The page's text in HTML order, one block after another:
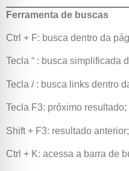
Ferramenta de buscas
Ctrl + F: busca dentro da
Tecla “ : busca simplificada
Tecla / : busca links dentro
Tecla F3: próximo resultado;
Shift + F3: resultado anterior;
Ctrl + K: acessa a barra de